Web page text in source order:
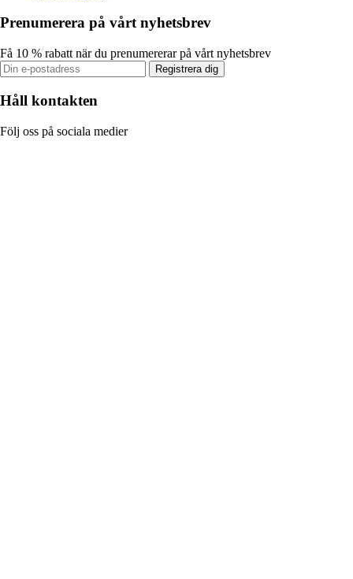
Prenumerera på vårt nyhetsbrev
Få 10 % rabatt när du prenumererar på vårt nyhetsbrev
Registrera dig
Håll kontakten
Följ oss på sociala medier